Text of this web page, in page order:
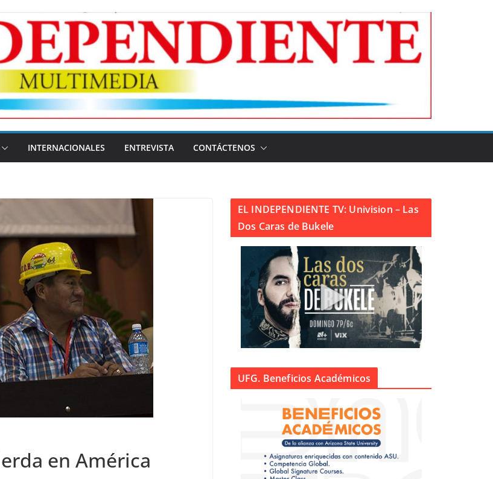
INTERNACIONALES ENTREVISTA CONTÁCTENOS
en América
EL INDEPENDIENTE TV: Univision – Las
Dos Caras de Bukele
UFG. Beneficios Académicos